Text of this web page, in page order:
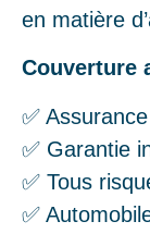
en matière
Couverture
✅
✅ Garantie
✅ Tous
✅